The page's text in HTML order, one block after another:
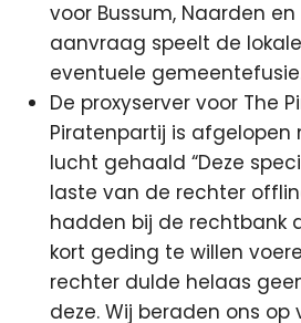
voor Bussum, Naarden en
aanvraag speelt de
eventuele
De proxyserver voor The
Piratenpartij is afgelopen
lucht gehaald “Deze
laste van de rechter
hadden bij de rechtbank
kort geding te willen
rechter dulde helaas
deze. Wij beraden ons op